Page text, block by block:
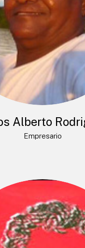
Alberto
Empresario